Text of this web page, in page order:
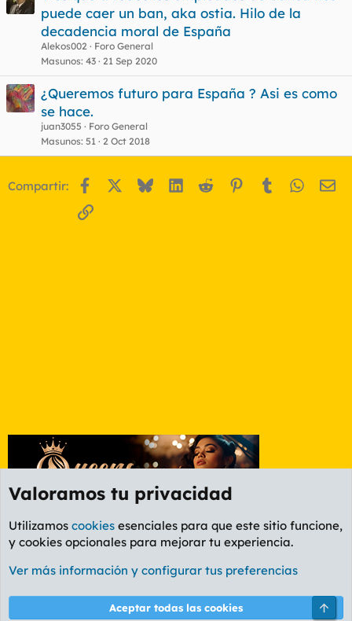
puede caer un ban, aka ostia. Hilo de la
decadencia moral de España
Alekos002
Foro General
Masunos 43 21 Sep 2020
¿Queremos futuro para España ? Asi es como
se hace.
juan3055
Foro General
Masunos 51 2 Oct 2018
Compartir: Facebook BlueskyLinkedIn
Reddit Pinterest
Tumblr
Enlace
Foro Política
Cookies
PL OLDSTYLE AMARILLO
Términos y reglas Política de privacidad Ayuda
Valoramos tu privacidad
Utilizamos cookies esenciales para que este sitio funcione,
y cookies opcionales para mejorar tu experiencia.
Ver más información y configurar tus preferencias
Aceptar todas las cookies